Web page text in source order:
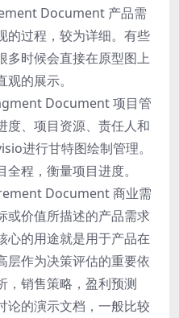
Document 产品需
的过程，较为详细。有些
多时候会直接在原型图上
的展示。
Document 项目管
度、项目资源、责任⼈和
进⾏⽢特图绘制管理。
程，衡量项目进度。
Document 商业需
或价值所描述的产品需求
⼼的用途就是用于产品在
层作为决策评估的重要依
，销售策略，盈利预测
论的演示文档，一般比较